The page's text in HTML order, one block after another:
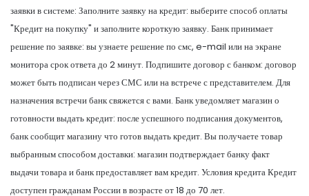
заявки в системе: Заполните заявку на кредит: выберите способ оплаты
"Кредит на покупку" и заполните короткую заявку. Банк принимает
решение по заявке: вы узнаете решение по смс, e-mail или на экране
монитора срок ответа до 2 минут. Подпишите договор с банком: договор
может быть подписан через СМС или на встрече с представителем. Для
назначения встречи банк свяжется с вами. Банк уведомляет магазин о
готовности выдать кредит: после успешного подписания документов,
банк сообщит магазину что готов выдать кредит. Вы получаете товар
выбранным способом доставки: магазин подтверждает банку факт
выдачи товара и банк предоставляет вам кредит. Условия кредита Кредит
доступен гражданам России в возрасте от 18 до 70 лет.